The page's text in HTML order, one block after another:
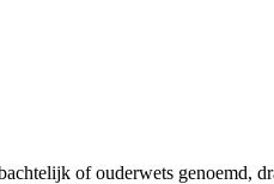
of ouderwets genoemd,